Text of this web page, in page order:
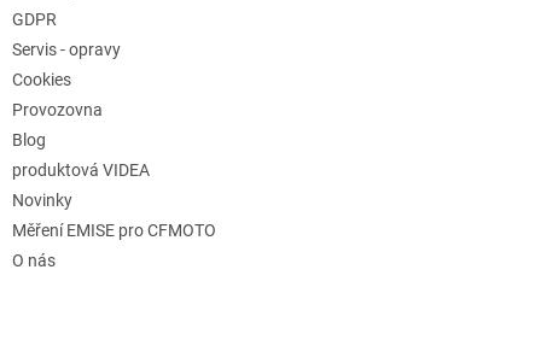
GDPR
Servis - opravy
Cookies
Provozovna
Blog
produktová VIDEA
Novinky
Měření EMISE pro CFMOTO
O nás